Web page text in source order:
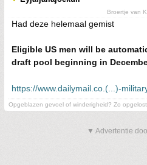
Broertje van
Had deze helemaal gemist
Eligible US men will be
draft pool beginning in
https://www.dailymail.co.(...)-
Opgeblazen gevoel of winderigheid? Zo
▼ Advertentie